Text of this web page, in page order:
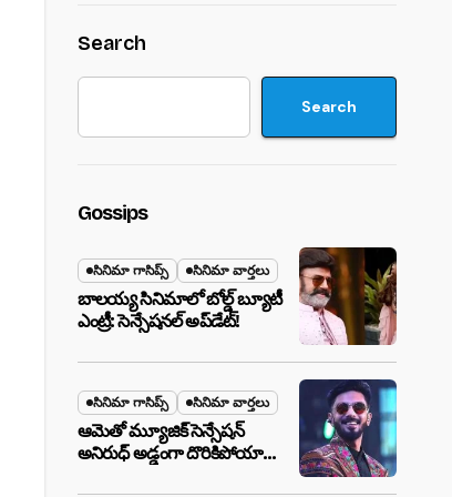
Search
Search
Gossips
సినిమా గాసిప్స్ సినిమా వార్తలు
బాలయ్య సినిమాలో బోల్డ్ బ్యూటీ
ఎంట్రీ: సెన్సేషనల్ అప్‌డేట్!
సినిమా గాసిప్స్ సినిమా వార్తలు
ఆమెతో మ్యూజిక్ సెన్సేషన్
అనిరుధ్ అడ్డంగా దొరికిపోయారా?